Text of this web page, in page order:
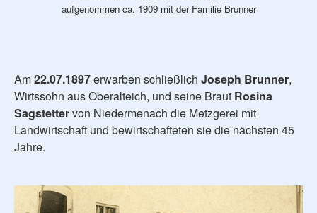
aufgenommen ca. 1909 mit der Familie Brunner
Am22.07.1897erwarben schließlich Joseph Brunner,
Wirtssohn aus Oberalteich, und seine Braut Rosina
Sagstettervon Niedermenach die Metzgerei mit
Landwirtschaft und bewirtschafteten sie die nächsten 45
Jahre.